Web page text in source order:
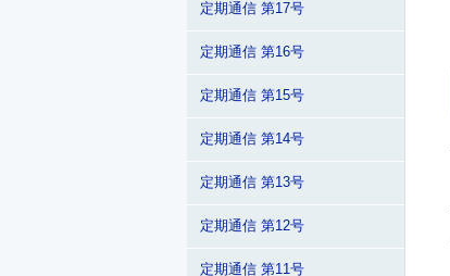
定期通信 第17号
定期通信 第16号
定期通信 第15号
定期通信 第14号
定期通信 第13号
定期通信 第12号
定期通信 第11号